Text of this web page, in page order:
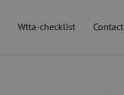
Wtta-checklist Contact